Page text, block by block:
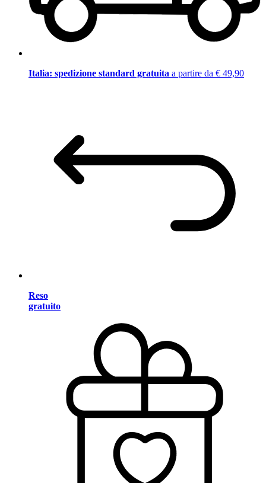
Italia: spedizione standard gratuita a partire da € 49,90
Reso
gratuito